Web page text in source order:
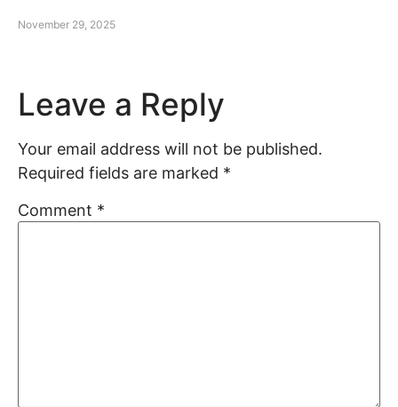
November 29, 2025
Leave a Reply
Your email address will not be published.
Required fields are marked *
Comment *